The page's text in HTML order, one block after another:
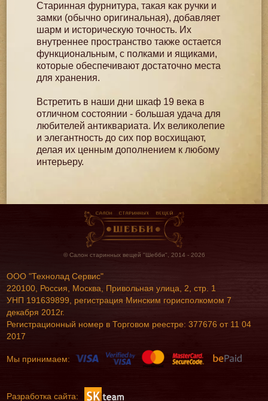
Старинная фурнитура, такая как ручки и
замки (обычно оригинальная), добавляет
шарм и историческую точность. Их
внутреннее пространство также остается
функциональным, с полками и ящиками,
которые обеспечивают достаточно места
для хранения.
Встретить в наши дни шкаф 19 века в
отличном состоянии - большая удача для
любителей антиквариата. Их великолепие
и элегантность до сих пор восхищают,
делая их ценным дополнением к любому
интерьеру.
© Салон старинных вещей "Шебби", 2014 - 2026
ООО "Технолад Сервис"
220100, Россия, Москва, Привольная улица, 2, стр. 1
УНП 191639899, регистрация Минским горисполкомом 7
декабря 2012г.
Регистрационный номер в Торговом реестре: 377676 от 11 04
2017
Мы принимаем:
Разработка сайта: